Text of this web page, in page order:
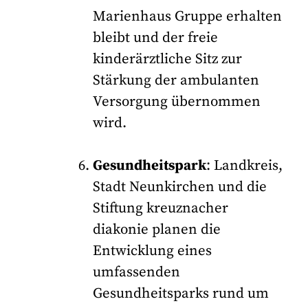
Marienhaus Gruppe erhalten
bleibt und der freie
kinderärztliche Sitz zur
Stärkung der ambulanten
Versorgung übernommen
wird.
Gesundheitspark: Landkreis,
Stadt Neunkirchen und die
Stiftung kreuznacher
diakonie planen die
Entwicklung eines
umfassenden
Gesundheitsparks rund um